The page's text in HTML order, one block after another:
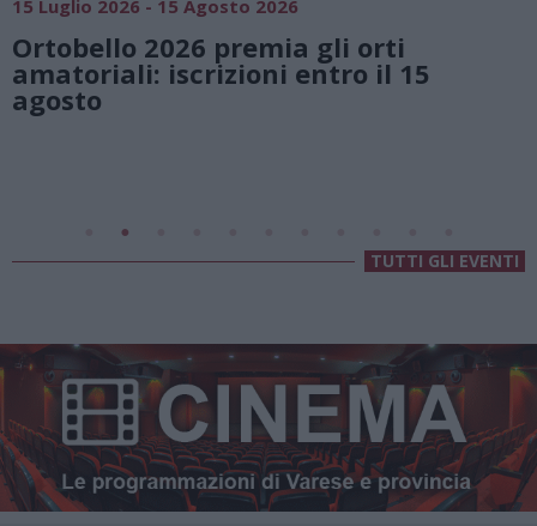
Vivi l’estate a Villa Fogazzaro Roi.
natura e atmosfere senza tempo
Lago di Lugano
Valsolda
TUTTI GLI EVENTI